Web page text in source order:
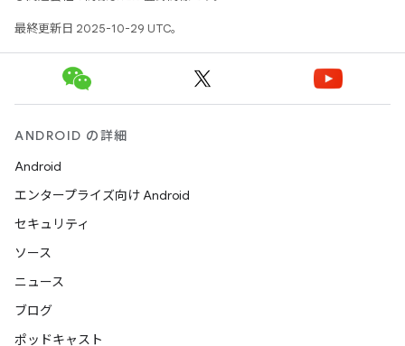
最終更新日 2025-10-29 UTC。
ANDROID の詳細
Android
エンタープライズ向け Android
セキュリティ
ソース
ニュース
ブログ
ポッドキャスト